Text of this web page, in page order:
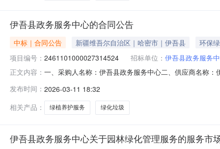
伊吾县政务服务中心的合同公告
中标｜合同公告 新疆维吾尔自治区｜哈密市｜伊吾县
环保
项目编号： 2461101000027314524 招标单位： 伊吾县政务服务
正文内容： 一、采购人名称：伊吾县政务服务中心二、供应商名称
或标的基本概况：七、其它事项：详见附件中的合同文
尔里
发布时间： 2026-03-11 18:32
相关产品：
绿植养护服务 绿化垃圾
伊吾县政务服务中心关于园林绿化管理服务的服务市